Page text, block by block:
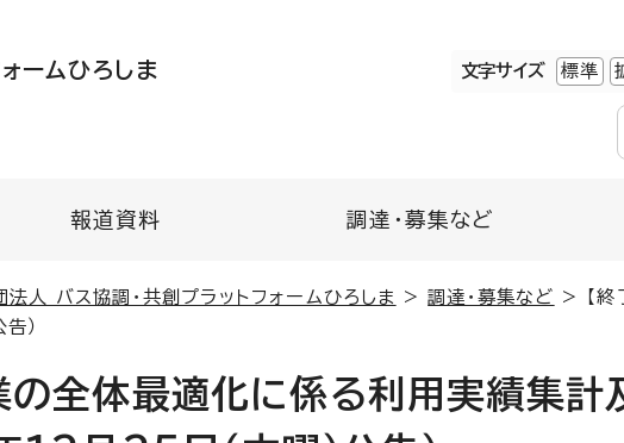
ームひろしま
文字サイズ 標準
報道資料 調達・募集など
法人 バス協調・共創プラットフォームひろしま >調達・募集など > 【終
）
の全体最適化に係る利用実績集計